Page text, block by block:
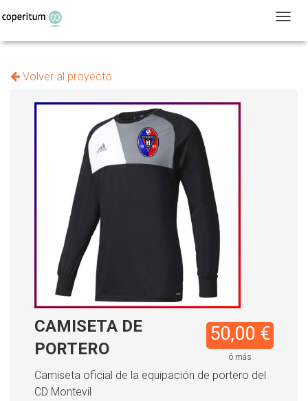
T
Volver al proyecto
50,00 €
ó más
CAMISETA DE
PORTERO
Camiseta oficial de la equipación de portero del
CD Montevil